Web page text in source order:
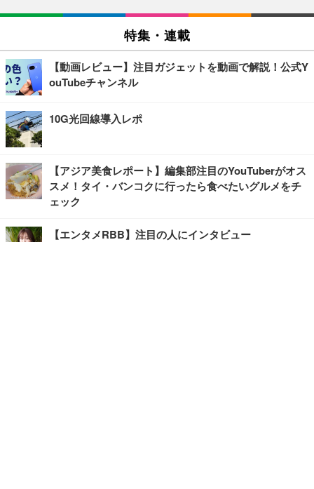
特集・連載
【動画レビュー】注目ガジェットを動画で解説！公式Y
ouTubeチャンネル
10G光回線導入レポ
【アジア美食レポート】編集部注目のYouTuberがオス
スメ！タイ・バンコクに行ったら食べたいグルメをチ
ェック
【エンタメRBB】注目の人にインタビュー